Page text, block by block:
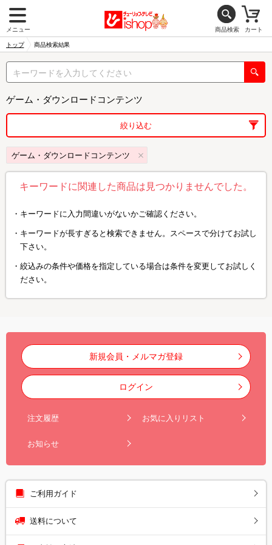
メニュー 商品検索 カート
トップ 商品検索結果
ゲーム・ダウンロードコンテンツ
絞り込む
ゲーム・ダウンロードコンテンツ
キーワードに関連した商品は見つかりませんでした。
キーワードに入力間違いがないかご確認ください。
キーワードが長すぎると検索できません。スペースで分けてお試し
下さい。
絞込みの条件や価格を指定している場合は条件を変更してお試しく
ださい。
新規会員・メルマガ登録
ログイン
注文履歴 お気に入りリスト
お知らせ
ご利用ガイド
送料について